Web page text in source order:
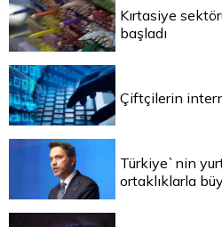
Kırtasiye
başladı
Çiftçilerin
Türkiye`nin
ortaklıklarla